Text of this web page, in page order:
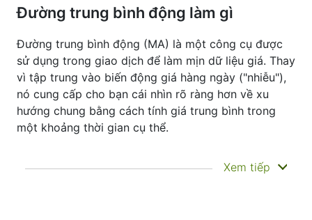
Đường trung bình động làm gì
Đường trung bình động (MA) là một công cụ được
sử dụng trong giao dịch để làm mịn dữ liệu giá. Thay
vì tập trung vào biến động giá hàng ngày ("nhiễu"),
nó cung cấp cho bạn cái nhìn rõ ràng hơn về xu
hướng chung bằng cách tính giá trung bình trong
một khoảng thời gian cụ thể.
Chỉ báo này không dự đoán giá sẽ đi về đâu
Xem tiếp